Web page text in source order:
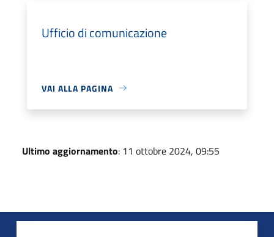
Ufficio di comunicazione
VAI ALLA PAGINA
Ultimo aggiornamento: 11 ottobre 2024, 09:55